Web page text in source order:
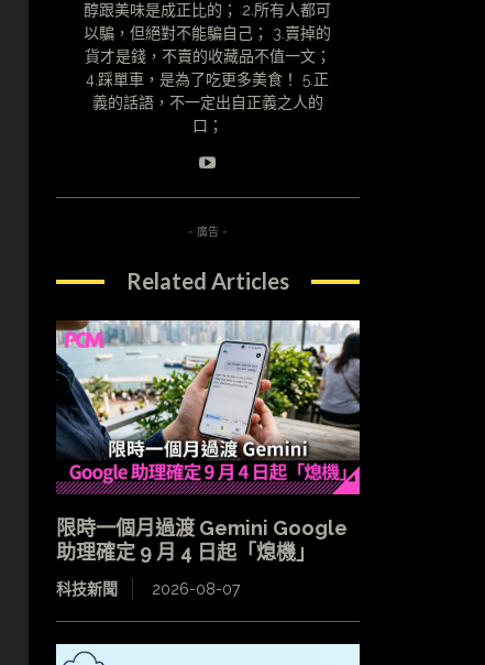
醇跟美味是成正比的； 2.所有人都可
以騙，但絕對不能騙自己； 3.賣掉的
貨才是錢，不賣的收藏品不值一文；
4.踩單車，是為了吃更多美食！ 5.正
義的話語，不一定出自正義之人的
口；
- 廣告 -
Related Articles
限時一個月過渡 Gemini Google
助理確定 9 月 4 日起「熄機」
科技新聞 2026-08-07